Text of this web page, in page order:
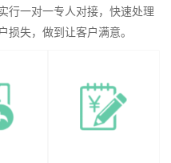
行一对一专人对接，快速处理
损失，做到让客户满意。